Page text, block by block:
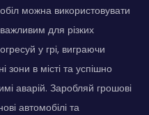
можна використовувати
для різких
у грі, виграючи
зони в місті та успішно
аварій. Заробляй грошові
автомобілі та